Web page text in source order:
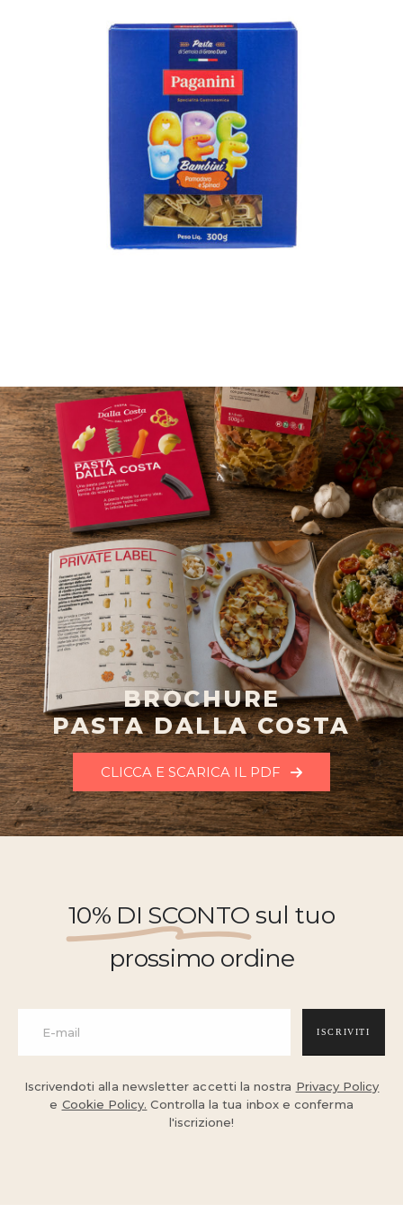
BROCHURE
PASTA DALLA COSTA
CLICCA E SCARICA IL PDF
10% DI SCONTO sul tuo
prossimo ordine
ISCRIVITI
Iscrivendoti alla newsletter accetti la nostra Privacy Policy
e Cookie Policy. Controlla la tua inbox e conferma
l'iscrizione!